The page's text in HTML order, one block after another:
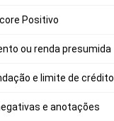
Positivo
ou renda presumida
e limite de crédito
e anotações